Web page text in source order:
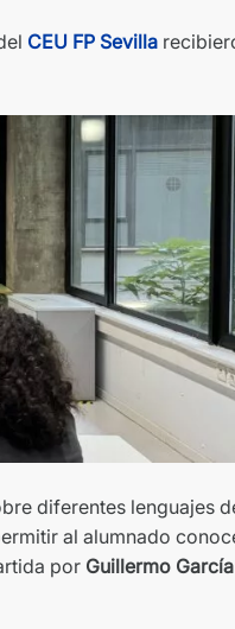
CEU FP Sevilla
diferentes lenguajes
al alumnado
por Guillermo García